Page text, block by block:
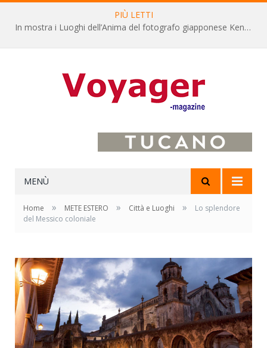
PIÙ LETTI
L’Oltrepò pavese si valorizza attraverso 15 percorsi enoturistici
MENÙ
Home » METE ESTERO » Città e Luoghi »
Lo splendore
del Messico coloniale